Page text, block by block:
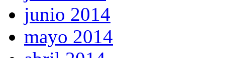
junio 2014
mayo 2014